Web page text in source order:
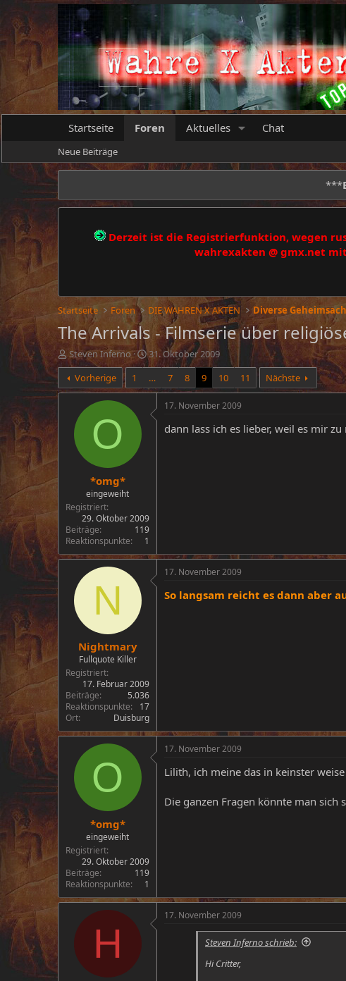
Startseite Foren Aktuelles Chat
Neue Beiträge
***
Derzeit ist die Registrierfunktion, wegen
wahrexakten @ gmx.net
Startseite Foren DIE WAHREN X AKTEN Diverse
The Arrivals - Filmserie über
E
r
s
t
Steven Inferno
E
r
s
t
31. Oktober 2009
Vorherige
1 … 7 8 9 10 11 Nächste
O
*omg*
eingeweiht
Registriert
29. Oktober 2009
Beiträge
119
Reaktionspunkte
1
17. November 2009
dann lass ich es lieber, weil es mir
N
Nightmary
Fullquote Killer
Registriert
17. Februar 2009
Beiträge
5.036
Reaktionspunkte
17
Ort
Duisburg
17. November 2009
So langsam reicht es dann aber
O
*omg*
eingeweiht
Registriert
29. Oktober 2009
Beiträge
119
Reaktionspunkte
1
17. November 2009
Lilith, ich meine das in keinster
Die ganzen Fragen könnte man sich
H
17. November 2009
Steven Inferno schrieb:
Hi Critter,